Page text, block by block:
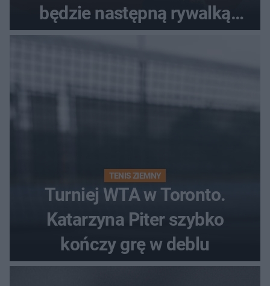
będzie następną rywalką
TENIS ZIEMNY
Turniej WTA w Toronto.
Katarzyna Piter szybko
kończy grę w deblu